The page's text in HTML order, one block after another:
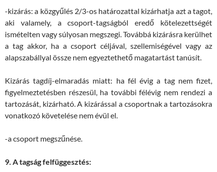
-kizárás: a közgyűlés 2/3-os határozattal kizárhatja azt a tagot,
aki valamely, a csoport-tagságból eredő kötelezettségét
ismételten vagy súlyosan megszegi. Továbbá kizárásra kerülhet
a tag akkor, ha a csoport céljával, szellemiségével vagy az
alapszabállyal össze nem egyeztethető magatartást tanúsít.
Kizárás tagdíj-elmaradás miatt: ha fél évig a tag nem fizet,
figyelmeztetésben részesül, ha további félévig nem rendezi a
tartozását, kizárható. A kizárással a csoportnak a tartozásokra
vonatkozó követelése nem évül el.
-a csoport megszűnése.
9. A tagság felfüggesztés: